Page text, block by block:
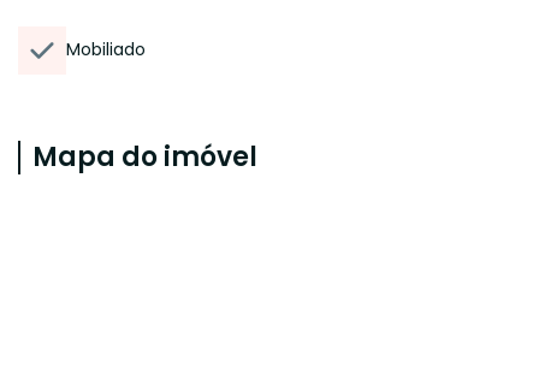
Mobiliado
Mapa do imóvel